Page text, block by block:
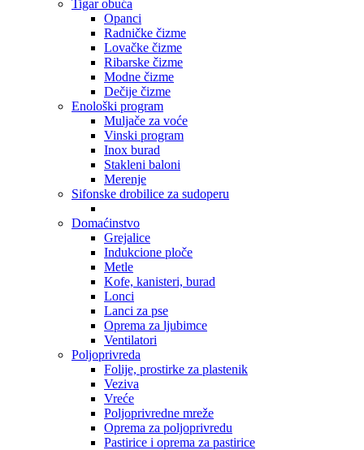
Tigar obuća
Opanci
Radničke čizme
Lovačke čizme
Ribarske čizme
Modne čizme
Dečije čizme
Enološki program
Muljače za voće
Vinski program
Inox burad
Stakleni baloni
Merenje
Sifonske drobilice za sudoperu
Domaćinstvo
Grejalice
Indukcione ploče
Metle
Kofe, kanisteri, burad
Lonci
Lanci za pse
Oprema za ljubimce
Ventilatori
Poljoprivreda
Folije, prostirke za plastenik
Veziva
Vreće
Poljoprivredne mreže
Oprema za poljoprivredu
Pastirice i oprema za pastirice